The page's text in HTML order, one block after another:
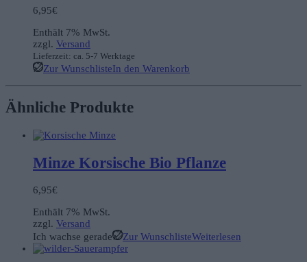
6,95€
Enthält 7% MwSt.
zzgl. Versand
Lieferzeit: ca. 5-7 Werktage
Zur WunschlisteIn den Warenkorb
Ähnliche Produkte
Minze Korsische Bio Pflanze
6,95€
Enthält 7% MwSt.
zzgl. Versand
Ich wachse gerade
Zur WunschlisteWeiterlesen